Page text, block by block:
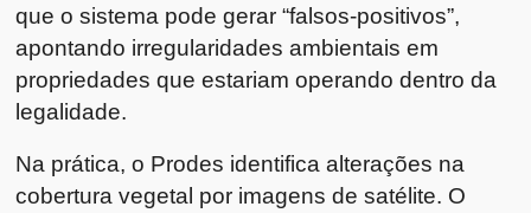
que o sistema pode gerar “falsos-positivos”,
apontando irregularidades ambientais em
propriedades que estariam operando dentro da
legalidade.
Na prática, o Prodes identifica alterações na
cobertura vegetal por imagens de satélite. O